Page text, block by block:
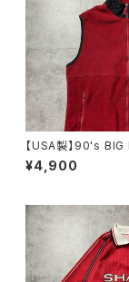
【USA製】90's
少POLAR DOGSタ
ドッグス ワンポイ
¥4,900